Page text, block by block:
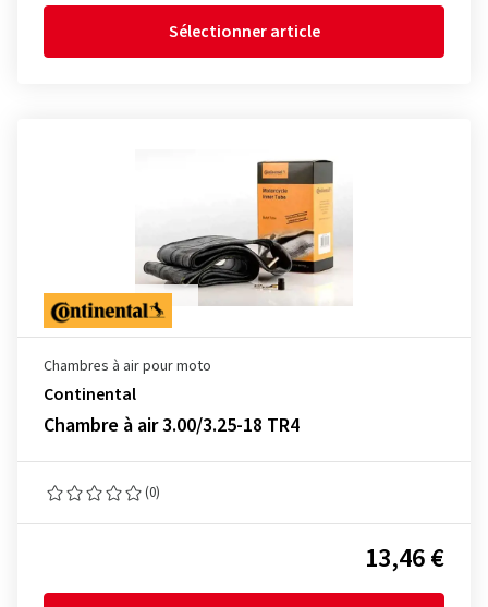
Sélectionner article
Chambres à air pour moto
Continental
Chambre à air 3.00/3.25-18 TR4
(0)
13,46 €